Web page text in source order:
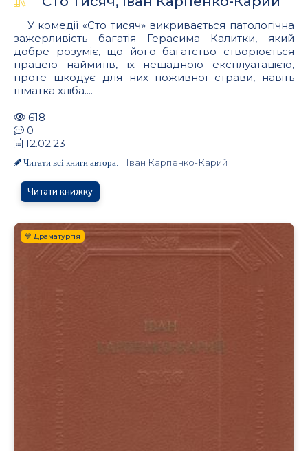
У комедiï «Сто тисяч» викривається патологiчна
зажерливiсть багатiя Герасима Калитки, який
добре розумiє, що його багатство створюється
працею наймитiв, ïх нещадною експлуатацiєю,
проте шкодує для них поживноï страви, навiть
шматка хлiба....
618
0
12.02.23
Читати всі книги автора: Іван Карпенко-Карий
Читати книжку
💙 Драматургія